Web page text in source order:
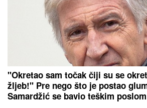
"DUNAV ĆEMO PREBRODITI, NIS
Đedović Handanović:
skoroj finalizaciji dogovora
i "Mola"